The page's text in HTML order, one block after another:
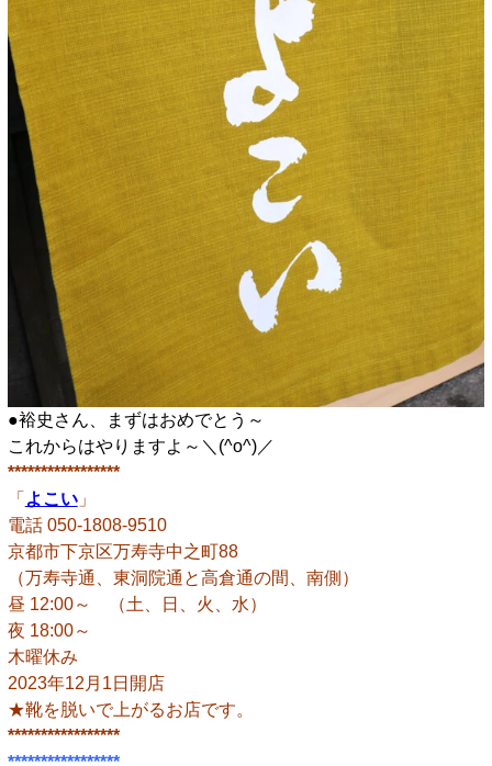
●裕史さん、まずはおめでとう～
これからはやりますよ～＼(^o^)／
*****************
「 よこい」
電話 050-1808-9510
京都市下京区万寿寺中之町88
（万寿寺通、東洞院通と高倉通の間、南側）
昼 12:00～ （土、日、火、水）
夜 18:00～
木曜休み
2023年12月1日開店
★靴を脱いで上がるお店です。
*****************
*****************